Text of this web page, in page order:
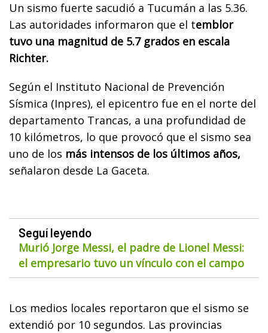
Un sismo fuerte sacudió a Tucumán a las 5.36.
Las autoridades informaron que el temblor
tuvo una magnitud de 5.7 grados en escala
Richter.
Según el Instituto Nacional de Prevención
Sísmica (Inpres), el epicentro fue en el norte del
departamento Trancas, a una profundidad de
10 kilómetros, lo que provocó que el sismo sea
uno de los más intensos de los últimos años,
señalaron desde La Gaceta.
Seguí leyendo
Murió Jorge Messi, el padre de Lionel Messi:
el empresario tuvo un vínculo con el campo
Los medios locales reportaron que el sismo se
extendió por 10 segundos. Las provincias